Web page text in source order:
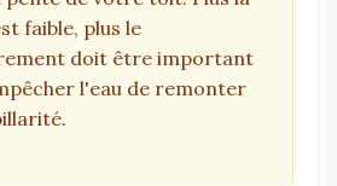
faible, plus le
doit être important
l'eau de remonter